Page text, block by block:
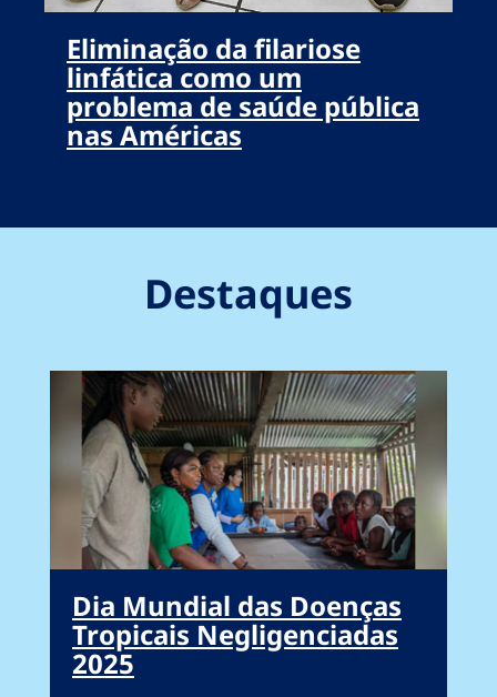
Eliminação da filariose
linfática como um
problema de saúde pública
nas Américas
Destaques
Dia Mundial das Doenças
Tropicais Negligenciadas
2025